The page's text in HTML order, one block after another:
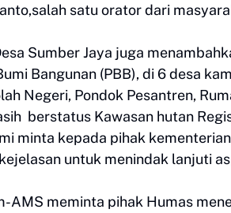
satu orator dari
Sumber Jaya juga
Bangunan (PBB), di 6 desa
Negeri, Pondok Pesantren,
berstatus Kawasan hutan
minta kepada pihak
untuk menindak lanjuti
AMS meminta pihak Humas